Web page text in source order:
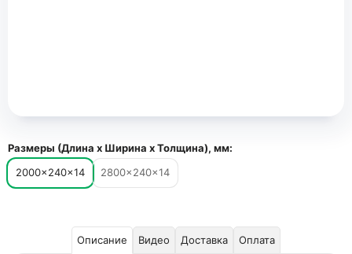
Размеры (Длина х Ширина х Толщина), мм:
2000×240×14
2800×240×14
Описание Видео Доставка Оплата